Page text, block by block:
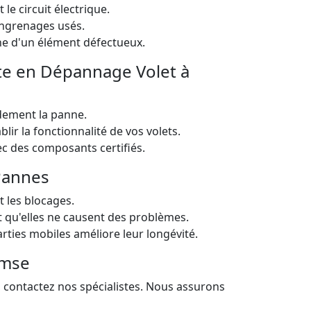
le circuit électrique.
usés.
d'un élément défectueux.
en Dépannage Volet à
la panne.
la fonctionnalité de vos volets.
des composants certifiés.
blocages.
ne causent des problèmes.
mobiles améliore leur longévité.
nos spécialistes. Nous assurons